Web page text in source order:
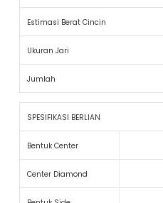
Estimasi Berat Cincin
Ukuran Jari
Jumlah
SPESIFIKASI BERLIAN
Bentuk Center
Center Diamond